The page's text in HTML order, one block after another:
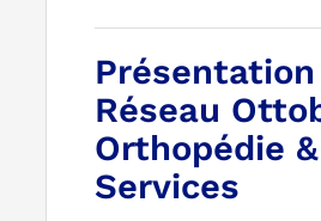
Réseau
Orthopédie &
Services